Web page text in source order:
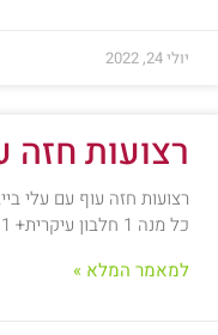
יולי 24, 2022
רצועות חזה
כל מנה 1 חלבון עיקרית+ 1 מנת שומן
למאמר המלא »